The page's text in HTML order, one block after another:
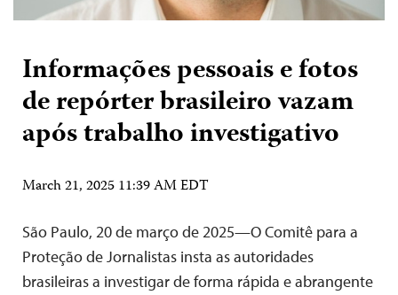
Informações pessoais e fotos
de repórter brasileiro vazam
após trabalho investigativo
March 21, 2025 11:39 AM EDT
São Paulo, 20 de março de 2025—O Comitê para a
Proteção de Jornalistas insta as autoridades
brasileiras a investigar de forma rápida e abrangente